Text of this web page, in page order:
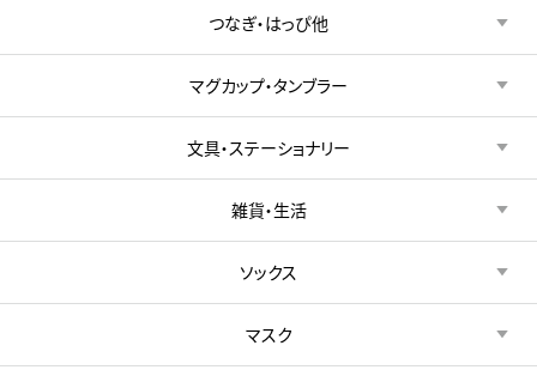
つなぎ・はっぴ他
マグカップ・タンブラー
文具・ステーショナリー
雑貨・生活
ソックス
マスク